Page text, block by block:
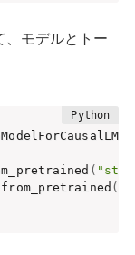
、モデルとトー
,
(
from_pretrained (